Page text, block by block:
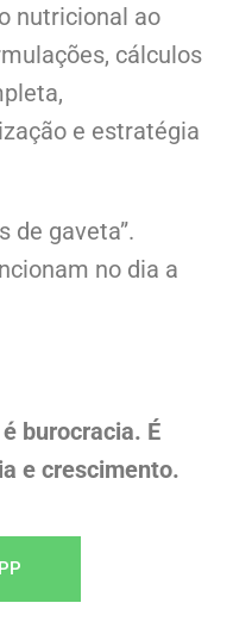
nutricional ao
cálculos
e estratégia
de gaveta”.
no dia a
burocracia. É
e crescimento.